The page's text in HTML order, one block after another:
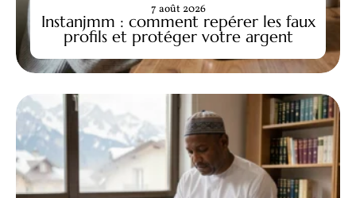
Instanjmm : comment repérer les faux
profils et protéger votre argent
7 août 2026